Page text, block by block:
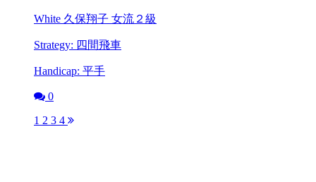
White 久保翔子 女流２級
Strategy: 四間飛車
Handicap: 平手
0
1 2 3 4